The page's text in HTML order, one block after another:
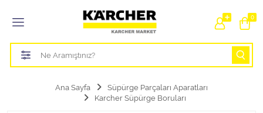
0
Tüm Kategoriler
Bahçe Sulama Ürünleri
Buharlı Temizlik Aparatları
Ana Sayfa
Süpürge Parçaları Aparatları
Karcher Süpürge Boruları